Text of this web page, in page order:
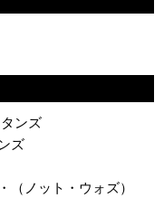
ンズ
ズ
（ノット・ウォズ）